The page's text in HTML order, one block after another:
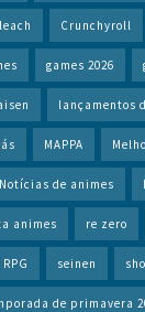
Crunchyroll
games 2026
lançamentos
MAPPA
Notícias de animes
animes re zero
RPG seinen
de primavera